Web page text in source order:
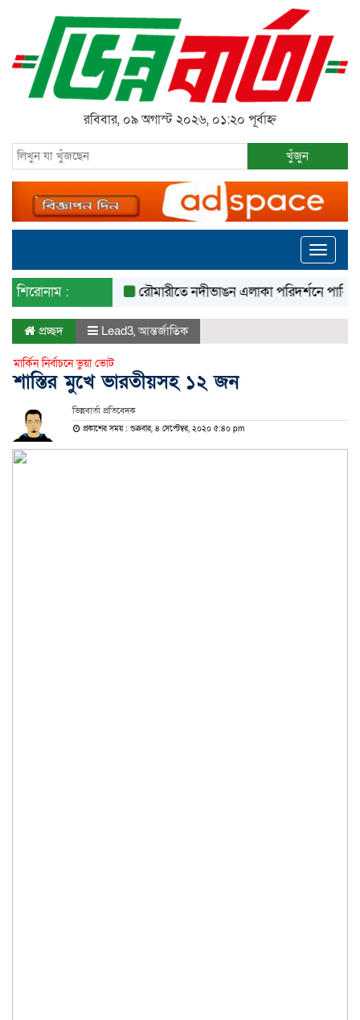
রবিবার, ০৯ অগাস্ট ২০২৬, ০১:২০ পূর্বাহ্ন
খুঁজুন
Toggle
শিরোনাম : রৌমারীতে নদীভাঙন এলাকা পরিদর্শনে পানি সম্পদ
প্রচ্ছদ Lead3,আন্তর্জাতিক
মার্কিন নির্বাচনে ভুয়া ভোট
শাস্তির মুখে ভারতীয়সহ ১২ জন
ভিন্নবার্তা প্রতিবেদক
প্রকাশের সময় : শুক্রবার, ৪ সেপ্টেম্বর, ২০২০ ৫:৪০ pm